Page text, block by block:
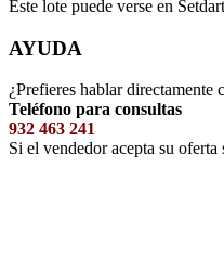
Este lote puede verse en
AYUDA
¿Prefieres hablar directamente
Teléfono para consultas
932 463 241
Si el vendedor acepta su